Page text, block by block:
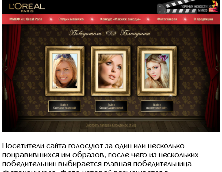
Посетители сайта голосуют за один или несколько
понравившихся им образов, после чего из нескольких
победительниц выбирается главная победительница